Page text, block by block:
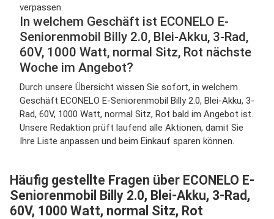
verpassen.
In welchem Geschäft ist ECONELO E-
Seniorenmobil Billy 2.0, Blei-Akku, 3-Rad,
60V, 1000 Watt, normal Sitz, Rot nächste
Woche im Angebot?
Durch unsere Übersicht wissen Sie sofort, in welchem
Geschäft ECONELO E-Seniorenmobil Billy 2.0, Blei-Akku, 3-
Rad, 60V, 1000 Watt, normal Sitz, Rot bald im Angebot ist.
Unsere Redaktion prüft laufend alle Aktionen, damit Sie
Ihre Liste anpassen und beim Einkauf sparen können.
Häufig gestellte Fragen über ECONELO E-
Seniorenmobil Billy 2.0, Blei-Akku, 3-Rad,
60V, 1000 Watt, normal Sitz, Rot